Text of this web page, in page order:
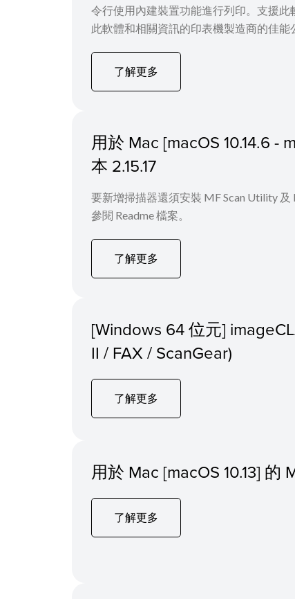
令行使用內建裝置功能進行列印。支援
此軟體和相關資訊的印表機製造商的佳
了解更多
用於 Mac [macOS 10.14.6 -
本 2.15.17
要新增掃描器還須安裝 MF Scan Utility
參閱 Readme 檔案。
了解更多
[Windows 64 位元]
II / FAX / ScanGear)
了解更多
用於 Mac [macOS 10.13] 的
了解更多